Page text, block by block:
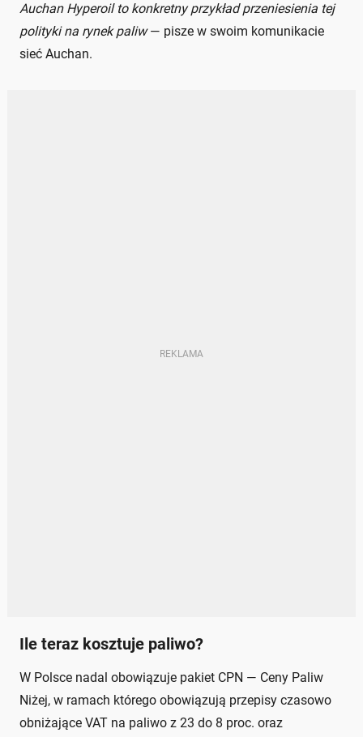
Auchan Hyperoil to konkretny przykład przeniesienia tej
polityki na rynek paliw— pisze w swoim komunikacie
sieć Auchan.
Ile teraz kosztuje paliwo?
W Polsce nadal obowiązuje pakiet CPN — Ceny Paliw
Niżej, w ramach którego obowiązują przepisy czasowo
obniżające VAT na paliwo z 23 do 8 proc. oraz